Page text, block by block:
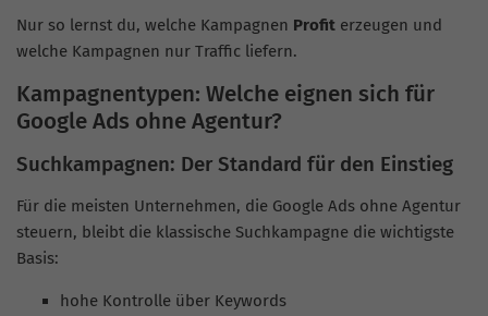
Nur so lernst du, welche Kampagnen Profit erzeugen und
welche Kampagnen nur Traffic liefern.
Kampagnentypen: Welche eignen sich für
Google Ads ohne Agentur?
Suchkampagnen: Der Standard für den Einstieg
Für die meisten Unternehmen, die Google Ads ohne Agentur
steuern, bleibt die klassische Suchkampagne die wichtigste
Basis:
hohe Kontrolle über Keywords